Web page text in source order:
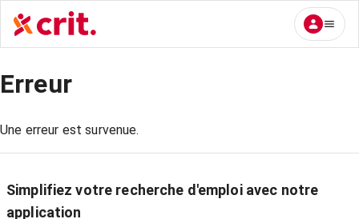
Erreur
Une erreur est survenue.
Simplifiez votre recherche d'emploi avec notre
application